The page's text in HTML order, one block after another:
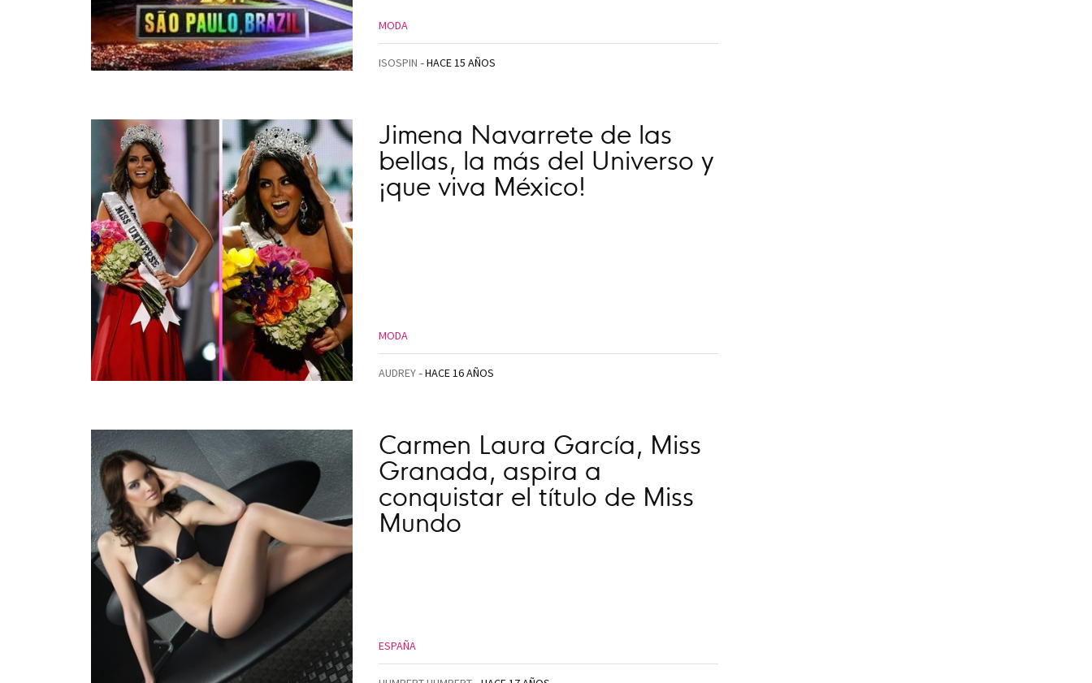
MODA
ISOSPIN HACE 15 AÑOS
Jimena Navarrete de las
bellas, la más del Universo y
¡que viva México!
MODA
AUDREY HACE 16 AÑOS
Carmen Laura García, Miss
Granada, aspira a
conquistar el título de Miss
Mundo
ESPAÑA